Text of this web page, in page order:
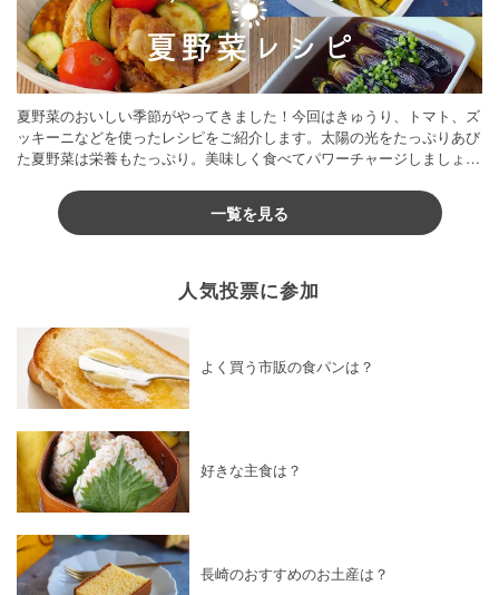
夏野菜のおいしい季節がやってきました！今回はきゅうり、トマト、ズ
ッキーニなどを使ったレシピをご紹介します。太陽の光をたっぷりあび
た夏野菜は栄養もたっぷり。美味しく食べてパワーチャージしましょう
一覧を見る
人気投票に参加
よく買う市販の食パンは？
好きな主食は？
長崎のおすすめのお土産は？